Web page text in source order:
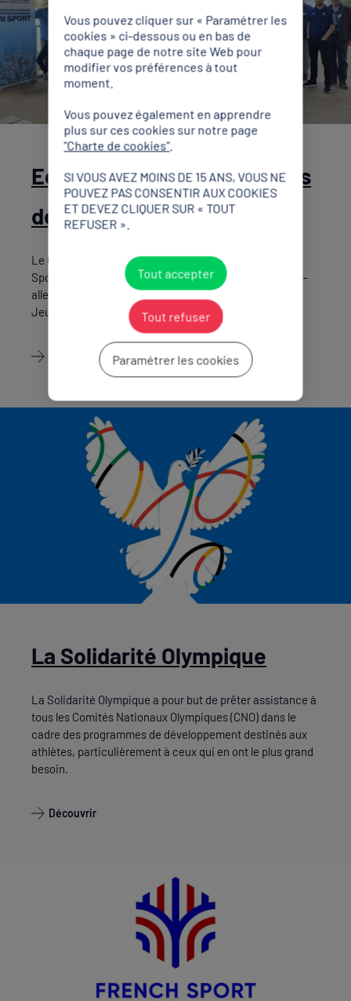
Echanges franco-allemands
de jeunes sportifs
Le CNOSF et son partenaire allemand, la Deutsche
Sportjugend, soutiennent les échanges sportifs franco-
allemands grâce à l'Office franco-allemand pour la
Jeunesse (OFAJ).
La Solidarité Olympique
La Solidarité Olympique a pour but de prêter assistance à
tous les Comités Nationaux Olympiques (CNO) dans le
cadre des programmes de développement destinés aux
athlètes, particulièrement à ceux qui en ont le plus grand
besoin.
Découvrir
Vous pouvez cliquer sur « Paramétrer les
cookies » ci-dessous ou en bas de
chaque page de notre site Web pour
modifier vos préférences à tout
moment.
Vous pouvez également en apprendre
plus sur ces cookies sur notre page
"Charte de cookies".
SI VOUS AVEZ MOINS DE 15 ANS, VOUS NE
POUVEZ PAS CONSENTIR AUX COOKIES
ET DEVEZ CLIQUER SUR « TOUT
REFUSER ».
Tout accepter
Tout refuser
Paramétrer les cookies